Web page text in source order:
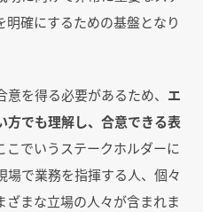
確にするための基盤となり
を得る必要があるため、 エ
方でも理解し、合意できる表
でいうステークホルダーに
場で業務を指揮する人、個々
まな立場の人々が含まれま